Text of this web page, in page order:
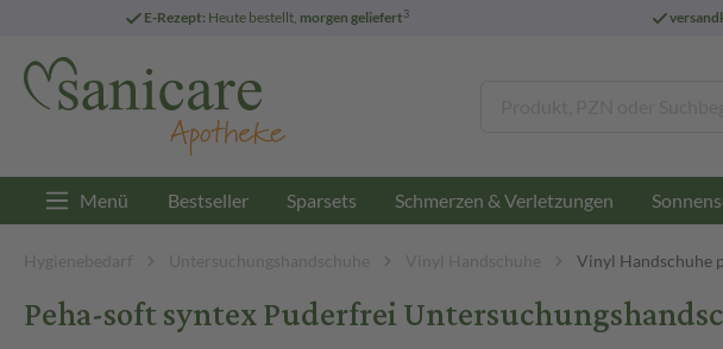
E-Rezept: Heute bestellt, morgen geliefert3
Menü Bestseller Sparsets Schmerzen & Verletzungen
Hygienebedarf Untersuchungshandschuhe Vinyl Handschuhe Vinyl Handschuhe
Peha-soft syntex Puderfrei